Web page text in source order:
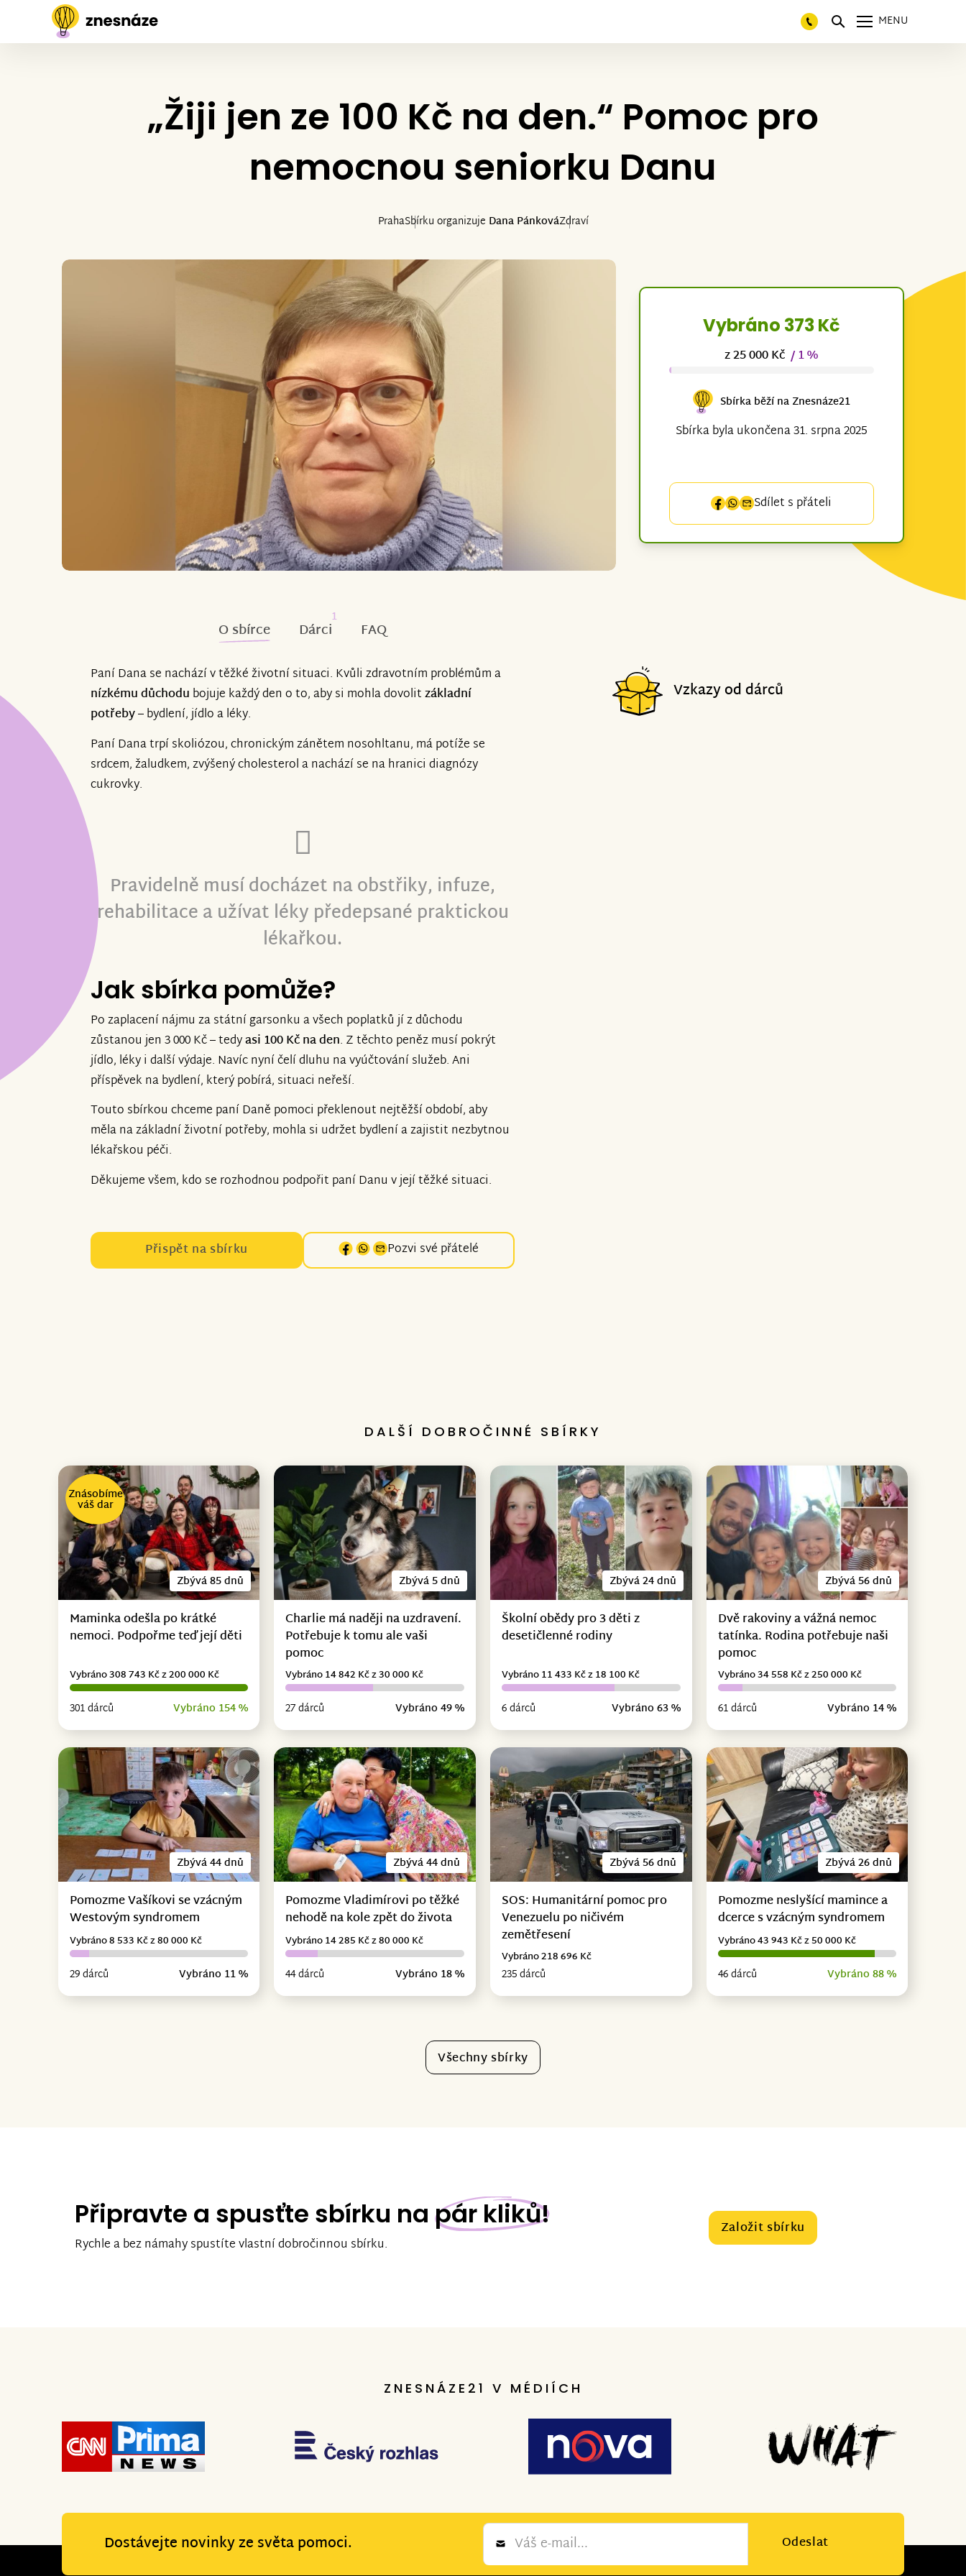
MENU
„Žiji jen ze 100 Kč na den.“ Pomoc pro
nemocnou seniorku Danu
PrahaSbírku organizuje Dana PánkováZdraví
Vybráno 373 Kč
z 25 000 Kč/ 1 %
Sbírka běží na Znesnáze21
Sbírka byla ukončena 31. srpna 2025
Sdílet s přáteli
O sbírce Dárci
1
FAQ
Paní Dana se nachází v těžké životní situaci. Kvůli zdravotním problémům a
nízkému důchodu bojuje každý den o to, aby si mohla dovolitzákladní
potřeby– bydlení, jídlo a léky.
Paní Dana trpí skoliózou, chronickým zánětem nosohltanu, má potíže se
srdcem, žaludkem, zvýšený cholesterol a nachází se na hranici diagnózy
cukrovky.
Pravidelně musí docházet na obstřiky, infuze,
rehabilitace a užívat léky předepsané praktickou
lékařkou.
Jak sbírka pomůže?
Po zaplacení nájmu za státní garsonku a všech poplatků jí z důchodu
zůstanou jen 3 000 Kč – tedyasi 100 Kč na den. Z těchto peněz musí pokrýt
jídlo, léky i další výdaje. Navíc nyní čelí dluhu na vyúčtování služeb. Ani
příspěvek na bydlení, který pobírá, situaci neřeší.
Touto sbírkou chceme paní Daně pomoci překlenout nejtěžší období, aby
měla na základní životní potřeby, mohla si udržet bydlení a zajistit nezbytnou
lékařskou péči.
Děkujeme všem, kdo se rozhodnou podpořit paní Danu v její těžké situaci.
Přispět na sbírku Pozvi své přátelé
Vzkazy od dárců
DALŠÍ DOBROČINNÉ SBÍRKY
Zbývá 85 dnů
Znásobíme
váš dar
Maminka odešla po krátké
nemoci. Podpořme teď její děti
301 dárců Vybráno 154 %
Vybráno 308 743 Kč z 200 000 Kč
Zbývá 5 dnů
Charlie má naději na uzdravení.
Potřebuje k tomu ale vaši
pomoc
27 dárců Vybráno 49 %
Vybráno 14 842 Kč z 30 000 Kč
Zbývá 24 dnů
Školní obědy pro 3 děti z
desetičlenné rodiny
6 dárců Vybráno 63 %
Vybráno 11 433 Kč z 18 100 Kč
Zbývá 56 dnů
Dvě rakoviny a vážná nemoc
tatínka. Rodina potřebuje naši
pomoc
61 dárců Vybráno 14 %
Vybráno 34 558 Kč z 250 000 Kč
Zbývá 44 dnů
Pomozme Vašíkovi se vzácným
Westovým syndromem
29 dárců Vybráno 11 %
Vybráno 8 533 Kč z 80 000 Kč
Zbývá 44 dnů
Pomozme Vladimírovi po těžké
nehodě na kole zpět do života
44 dárců Vybráno 18 %
Vybráno 14 285 Kč z 80 000 Kč
Zbývá 56 dnů
SOS: Humanitární pomoc pro
Venezuelu po ničivém
zemětřesení
235 dárců
Vybráno 218 696 Kč
Zbývá 26 dnů
Pomozme neslyšící mamince a
dcerce s vzácným syndromem
46 dárců Vybráno 88 %
Vybráno 43 943 Kč z 50 000 Kč
Všechny sbírky
Připravte a spusťte sbírku na pár kliků!
Rychle a bez námahy spustíte vlastní dobročinnou sbírku.
Založit sbírku
ZNESNÁZE21 V MÉDIÍCH
Dostávejte novinky ze světa pomoci.
Newsletter
Odeslat